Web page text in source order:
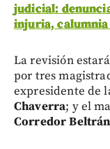
judicial:
injuria, calumnia
La revisión
por tres
expresidente de
Chaverra; y el
Corredor Beltrán